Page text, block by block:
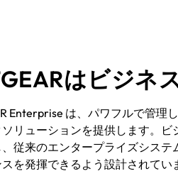
はビジネ
Enterprise は、パワフルで管理
ソリューションを提供します。
従来のエンタープライズシス
を発揮できるよう設計されてい